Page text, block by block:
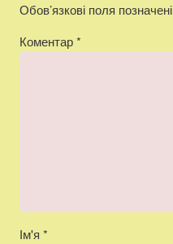
Обов’язкові поля позначені
Коментар*
Ім'я *